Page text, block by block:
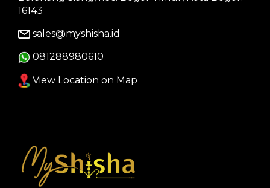
16143
sales@myshisha.id
081288980610
View Location on Map